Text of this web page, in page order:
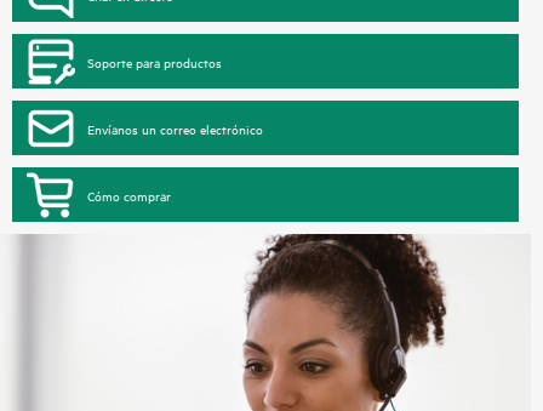
Soporte para productos
Envíanos un correo electrónico
Cómo comprar